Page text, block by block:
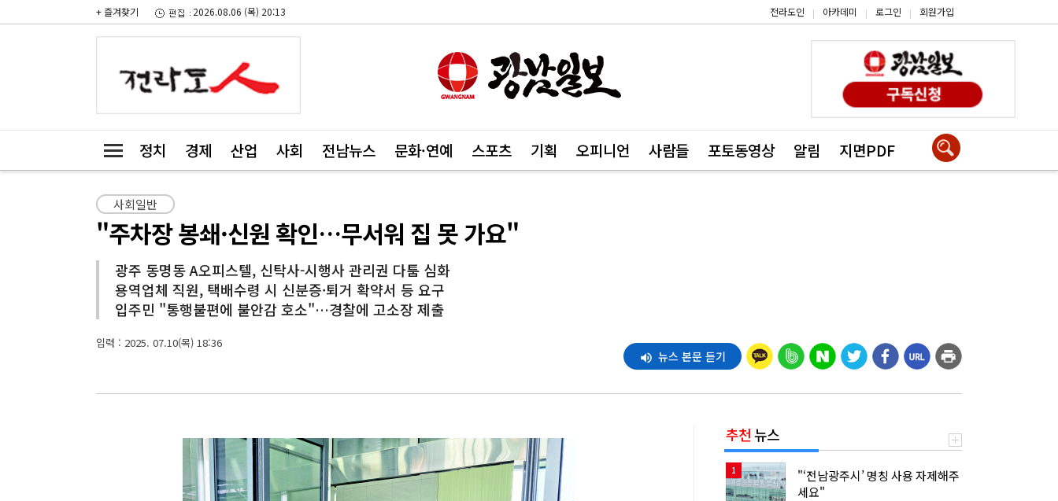
+ 즐겨찾기 2026.08.06 (목) 20:13 전라도인 | 아카데미 | 로그인 | 회원가입
정치 경제 산업 사회 전남뉴스 문화·연예 스포츠 기획 오피니언 사람들 포토동영상 알림 지면PDF
사회일반
"주차장 봉쇄·신원 확인…무서워 집 못 가요"
광주 동명동 A오피스텔, 신탁사-시행사 관리권 다툼 심화
용역업체 직원, 택배수령 시 신분증·퇴거 확약서 등 요구
입주민 "통행불편에 불안감 호소"…경찰에 고소장 제출
입력 : 2025. 07.10(목) 18:36
뉴스 본문 듣기
추천뉴스
1
"‘전남광주시’ 명칭 사용 자제해주
세요"